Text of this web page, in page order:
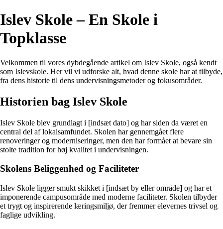
Islev Skole – En Skole i
Topklasse
Velkommen til vores dybdegående artikel om Islev Skole, også kendt
som Islevskole. Her vil vi udforske alt, hvad denne skole har at tilbyde,
fra dens historie til dens undervisningsmetoder og fokusområder.
Historien bag Islev Skole
Islev Skole blev grundlagt i [indsæt dato] og har siden da været en
central del af lokalsamfundet. Skolen har gennemgået flere
renoveringer og moderniseringer, men den har formået at bevare sin
stolte tradition for høj kvalitet i undervisningen.
Skolens Beliggenhed og Faciliteter
Islev Skole ligger smukt skikket i [indsæt by eller område] og har et
imponerende campusområde med moderne faciliteter. Skolen tilbyder
et trygt og inspirerende læringsmiljø, der fremmer elevernes trivsel og
faglige udvikling.